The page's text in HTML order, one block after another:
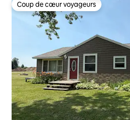
Coup de cœur voyageurs
Coup de cœur voyageurs